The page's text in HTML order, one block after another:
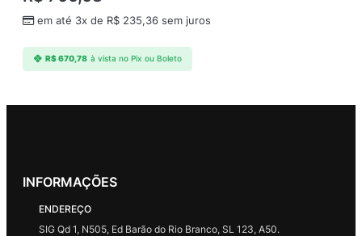
em até 3x de R$ 235,36 sem juros
R$670,78 à vista no Pix ou Boleto
INFORMAÇÕES
ENDEREÇO
SIG Qd 1, N505, Ed Barão do Rio Branco, SL 123, A50.